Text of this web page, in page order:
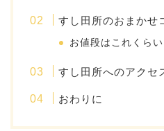
すし田所のおまかせ
お値段はこれくらい
すし田所へのアクセ
おわりに